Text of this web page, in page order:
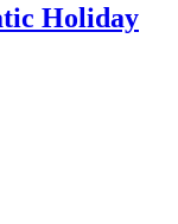
Holiday